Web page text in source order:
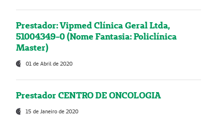
Prestador: Vipmed Clínica Geral Ltda,
51004349-0 (Nome Fantasia: Policlínica
Master)
01 de Abril de 2020
Prestador CENTRO DE ONCOLOGIA
15 de Janeiro de 2020